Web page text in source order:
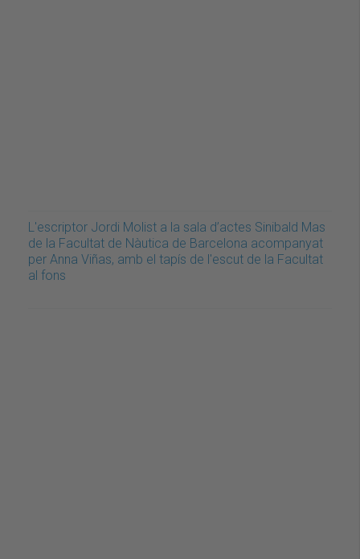
L'escriptor Jordi Molist a la sala d’actes Sinibald Mas
de la Facultat de Nàutica de Barcelona acompanyat
per Anna Viñas, amb el tapís de l'escut de la Facultat
al fons